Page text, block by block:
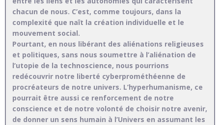
chacun de nous. C’est, comme toujours, dans la
complexité que naît la création individuelle et le
mouvement social.
Pourtant, en nous libérant des aliénations religieuses
et politiques, sans nous soumettre à l’aliénation de
l’utopie de la technoscience, nous pourrions
redécouvrir notre liberté cyberprométhéenne de
procréateurs de notre univers. L’hyperhumanisme, ce
pourrait être aussi ce renforcement de notre
conscience et de notre volonté de choisir notre avenir,
de donner un sens humain à l’Univers en assumant les